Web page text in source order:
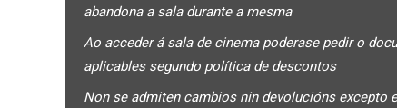
abandona a sala durante a mesma
Ao acceder á sala de cinema poderase pedir o
aplicables segundo política de descontos
Non se admiten cambios nin devolucións excepto